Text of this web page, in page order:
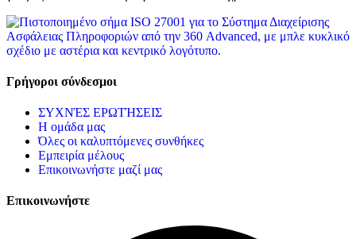
Γρήγοροι σύνδεσμοι
ΣΥΧΝΈΣ ΕΡΩΤΉΣΕΙΣ
Η ομάδα μας
Όλες οι καλυπτόμενες συνθήκες
Εμπειρία μέλους
Επικοινωνήστε μαζί μας
Επικοινωνήστε